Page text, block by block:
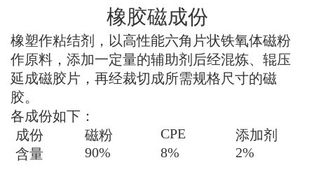
橡胶磁成份
橡塑作粘结剂，以高性能六角片状铁氧体磁粉
作原料，添加一定量的辅助剂后经混炼、辊压
延成磁胶片，再经裁切成所需规格尺寸的磁
胶。
各成份如下：
成份
磁粉 CPE
添加剂
含量
90% 8% 2%